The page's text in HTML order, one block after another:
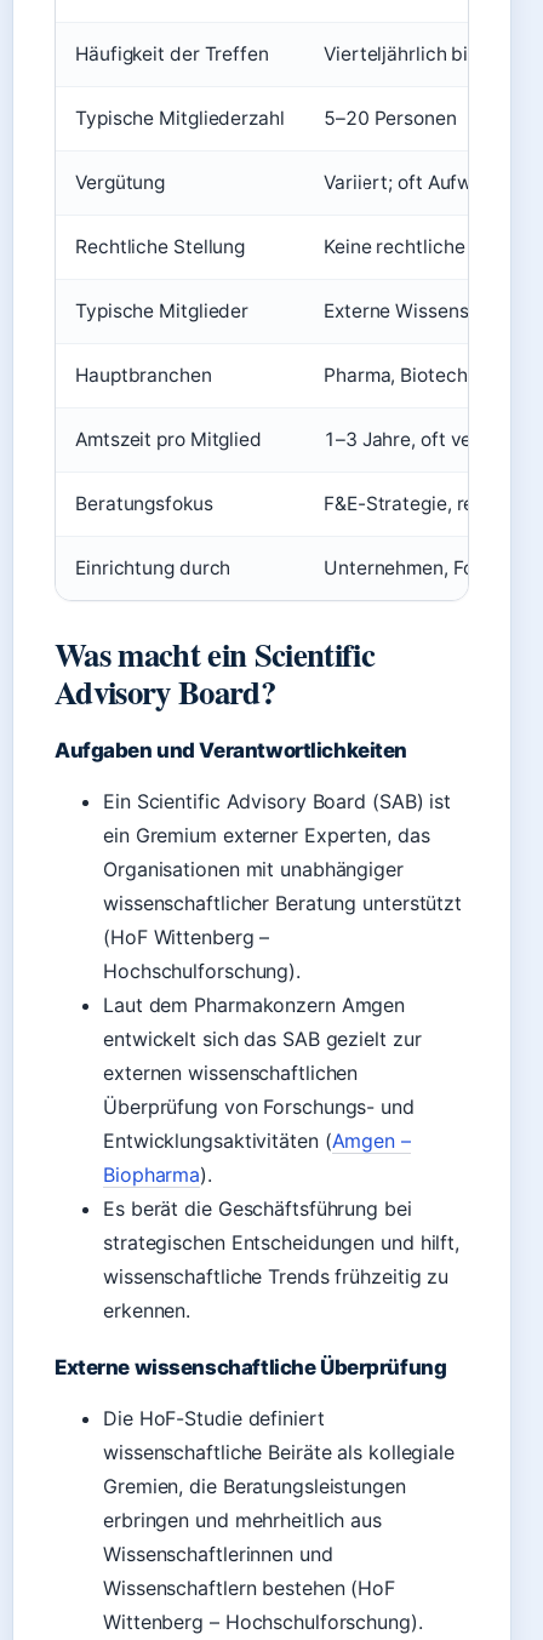
Häufigkeit der Treffen Vierteljährlich bis
Typische Mitgliederzahl 5–20 Personen
Vergütung Variiert; oft
Rechtliche Stellung Keine rechtliche
Typische Mitglieder Externe
Hauptbranchen Pharma,
Amtszeit pro Mitglied 1–3 Jahre, oft
Beratungsfokus F&E-Strategie,
Einrichtung durch Unternehmen,
Was macht ein Scientific
Advisory Board?
Aufgaben und Verantwortlichkeiten
Ein Scientific Advisory Board (SAB) ist
ein Gremium externer Experten, das
Organisationen mit unabhängiger
wissenschaftlicher Beratung unterstützt
(HoF Wittenberg –
Hochschulforschung).
Laut dem Pharmakonzern Amgen
entwickelt sich das SAB gezielt zur
externen wissenschaftlichen
Überprüfung von Forschungs- und
Entwicklungsaktivitäten (Amgen –
Biopharma).
Es berät die Geschäftsführung bei
strategischen Entscheidungen und hilft,
wissenschaftliche Trends frühzeitig zu
erkennen.
Externe wissenschaftliche Überprüfung
Die HoF-Studie definiert
wissenschaftliche Beiräte als kollegiale
Gremien, die Beratungsleistungen
erbringen und mehrheitlich aus
Wissenschaftlerinnen und
Wissenschaftlern bestehen (HoF
Wittenberg – Hochschulforschung).